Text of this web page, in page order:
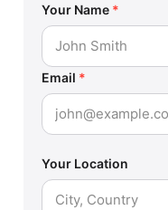
Your Name *
Email *
Your Location